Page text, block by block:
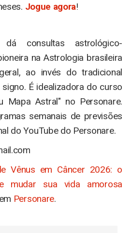
Jogue agora!
dá consultas astrológico-
na Astrologia brasileira
ao invés do tradicional
É idealizadora do curso
Mapa Astral" no Personare.
semanais de previsões
do YouTube do Personare.
Vênus em Câncer 2026: o
mudar sua vida amorosa
Personare.